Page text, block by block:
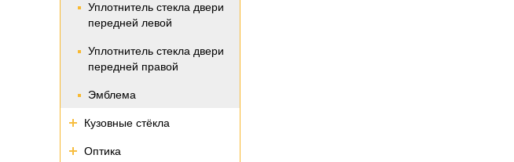
Уплотнитель стекла двери
передней левой
Уплотнитель стекла двери
передней правой
Эмблема
Кузовные стёкла
Оптика